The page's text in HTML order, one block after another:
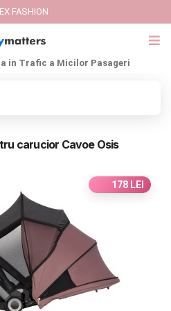
FASHION
in Trafic a Micilor Pasageri
carucior Cavoe Osis
178 LEI